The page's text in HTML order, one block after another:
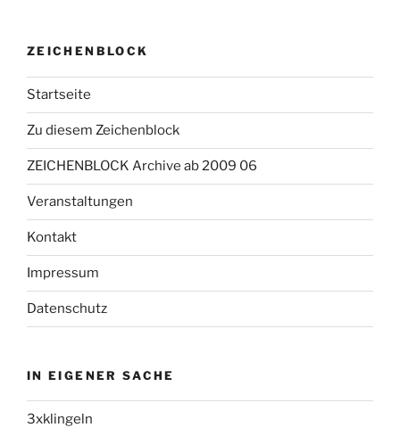
ZEICHENBLOCK
Startseite
Zu diesem Zeichenblock
ZEICHENBLOCK Archive ab 2009 06
Veranstaltungen
Kontakt
Impressum
Datenschutz
IN EIGENER SACHE
3xklingeln